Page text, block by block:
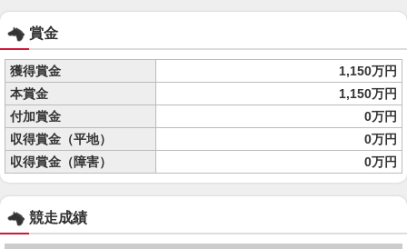
賞金
獲得賞金
1,150万円
本賞金
1,150万円
付加賞金
0万円
収得賞金（平地）
0万円
収得賞金（障害）
0万円
競走成績